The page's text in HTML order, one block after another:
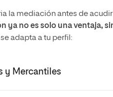
la mediaciónantes de
ya no es solo una ventaja,
adapta a tu perfil:
y Mercantiles